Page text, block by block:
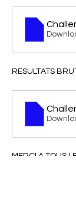
RESULTATS
MERCI A TOUS